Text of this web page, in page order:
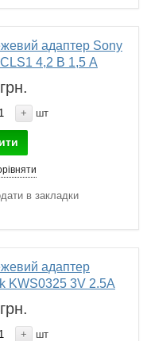
адаптер Sony
4,2 В 1,5 А
+ шт
в закладки
адаптер
KWS0325 3V 2.5A
+ шт